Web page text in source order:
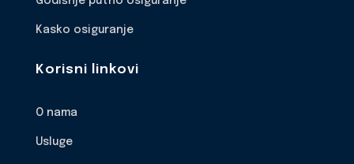
Kasko osiguranje
Korisni linkovi
O nama
Usluge